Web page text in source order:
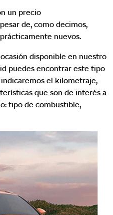
un precio
de, como decimos,
nuevos.
disponible en nuestro
puedes encontrar este tipo
el kilometraje,
que son de interés a
tipo de combustible,